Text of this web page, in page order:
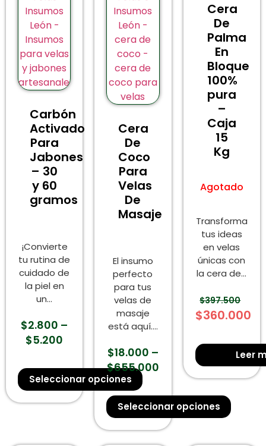
Carbón
Activado
Para
Jabones
– 30
y 60
gramos
¡Convierte
tu rutina de
cuidado de
la piel en
un...
$2.800 –
$5.200
Seleccionar opciones
Cera
De
Coco
Para
Velas
De
Masaje
El insumo
perfecto
para tus
velas de
masaje
está aquí....
$18.000 –
$655.000
Seleccionar opciones
Cera
De
Palma
En
Bloque
100%
pura
–
Caja
15
Kg
Agotado
Transforma
tus ideas
en velas
únicas con
la cera de...
$397.500
$360.000
Leer